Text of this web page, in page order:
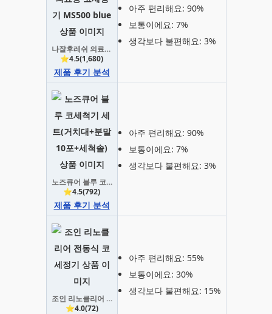
나잘후레쉬 의료용 코세정기 MS500 blue
⭐4.5(1,680)
제품 후기 분석
아주 편리해요: 90%
보통이에요: 7%
생각보다 불편해요: 3%
노즈큐어 블루 코세척기 세트(거치대+분말10포+세척솔)
⭐4.5(792)
제품 후기 분석
아주 편리해요: 90%
보통이에요: 7%
생각보다 불편해요: 3%
조인 리노클리어 전동식 코세정기
⭐4.0(72)
아주 편리해요: 55%
보통이에요: 30%
생각보다 불편해요: 15%